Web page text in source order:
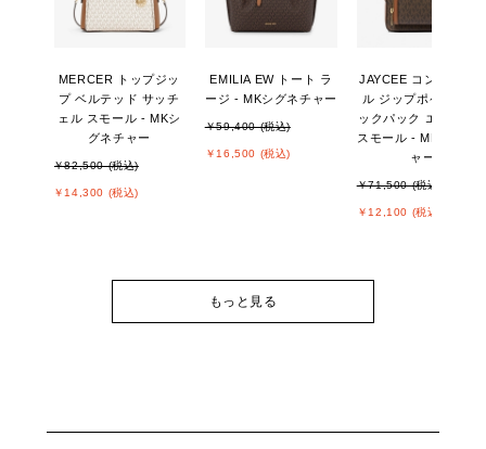
MERCER トップジッ
プ ベルテッド サッチ
ェル スモール - MKシ
グネチャー
￥82,500 (税込)
￥14,300 (税込)
EMILIA EW トート ラ
ージ - MKシグネチャー
￥59,400 (税込)
￥16,500 (税込)
JAYCEE コンバーチブ
ル ジップポケット バ
ックパック エクスト
スモール - MKシグネ
ャー
￥71,500 (税込)
￥12,100 (税込)
もっと見る